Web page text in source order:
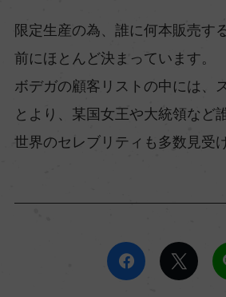
限定生産の為、誰に何本販売す
前にほとんど決まっています。
ボデガの顧客リストの中には、
とより、某国女王や大統領など
世界のセレブリティも多数見受